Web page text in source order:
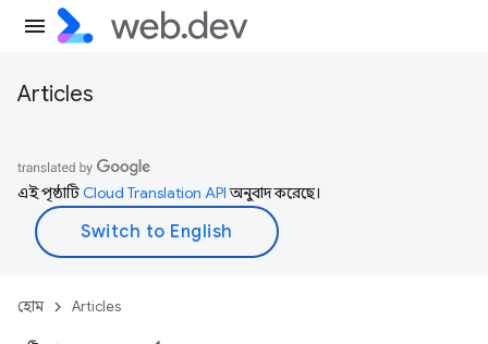
Articles
এই পৃষ্ঠাটিCloud Translation APIঅনুবাদ করেছে।
হোম Articles